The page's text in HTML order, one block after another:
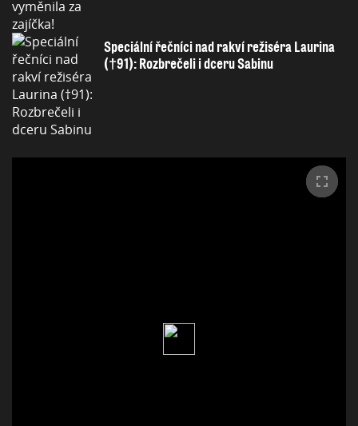
Speciální řečníci nad rakví režiséra Laurina
(†91): Rozbrečeli i dceru Sabinu